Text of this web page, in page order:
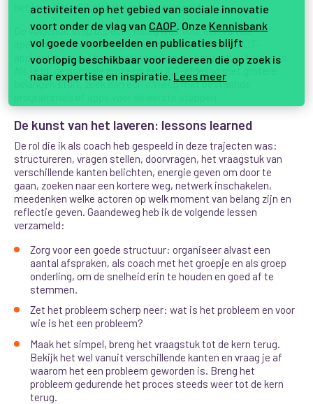
het idee letterlijk zichtbaar hebt gemaakt.
De volgende stap die echt nodig was voor één van de
speedbootjes was een goed werkende en simpele ICT-
applicatie omdat handmatig werken niet meer haalbaar was.
Als je bij de normale route op een ICT-afdeling met grotere
belangen stuit, zoek dan een omweg met bestaande
De kunst van het laveren: lessons learned
De rol die ik als coach heb gespeeld in deze trajecten was:
structureren, vragen stellen, doorvragen, het vraagstuk van
verschillende kanten belichten, energie geven om door te
gaan, zoeken naar een kortere weg, netwerk inschakelen,
meedenken welke actoren op welk moment van belang zijn en
reflectie geven. Gaandeweg heb ik de volgende lessen
verzameld:
Zorg voor een goede structuur: organiseer alvast een
aantal afspraken, als coach met het groepje en als groep
onderling, om de snelheid erin te houden en goed af te
stemmen.
Zet het probleem scherp neer: wat is het probleem en voor
wie is het een probleem?
Maak het simpel, breng het vraagstuk tot de kern terug.
Bekijk het wel vanuit verschillende kanten en vraag je af
waarom het een probleem geworden is. Breng het
probleem gedurende het proces steeds weer tot de kern
terug.
activiteiten op het gebied van sociale innovatie
voort onder de vlag van CAOP . Onze Kennisbank
vol goede voorbeelden en publicaties blijft
voorlopig beschikbaar voor iedereen die op zoek is
naar expertise en inspiratie. Lees meer